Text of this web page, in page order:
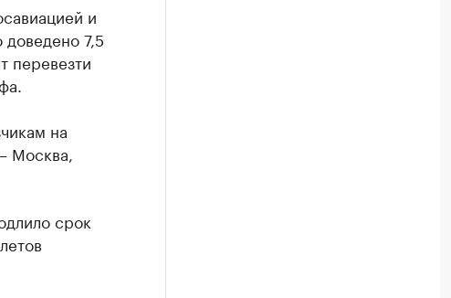
и
доведено 7,5
перевезти
на
Москва,
срок